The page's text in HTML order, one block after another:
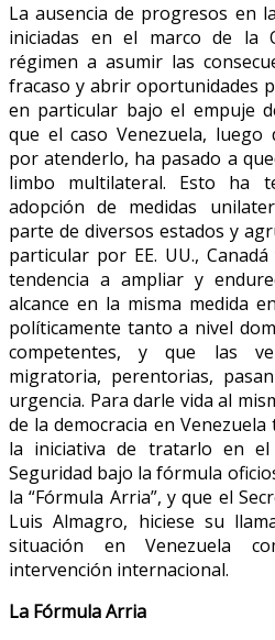
La ausencia de progresos en
iniciadas en el marco de la
régimen a asumir las
fracaso y abrir oportunidades
en particular bajo el empuje
que el caso Venezuela, luego
por atenderlo, ha pasado a
limbo multilateral. Esto ha
adopción de medidas
parte de diversos estados y
particular por EE. UU.,
tendencia a ampliar y
alcance en la misma medida
políticamente tanto a nivel
competentes, y que las
migratoria, perentorias,
urgencia. Para darle vida al
de la democracia en
la iniciativa de tratarlo en
Seguridad bajo la fórmula
la “Fórmula Arria”, y que el
Luis Almagro, hiciese su
situación en Venezuela
intervención internacional.
La Fórmula Arria